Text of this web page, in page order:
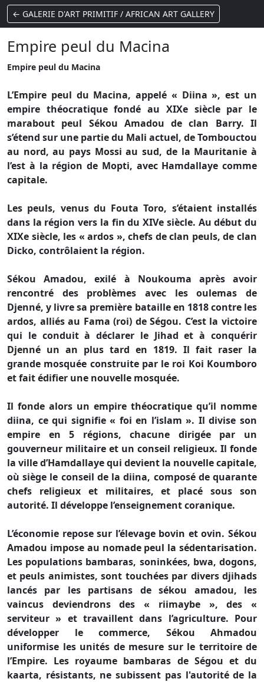
← GALERIE D'ART PRIMITIF / AFRICAN ART GALLERY
Empire peul du Macina
Empire peul du Macina
L’Empire peul du Macina, appelé « Diina », est un
empire théocratique fondé au XIXe siècle par le
marabout peul Sékou Amadou de clan Barry. Il
s’étend sur une partie du Mali actuel, de Tombouctou
au nord, au pays Mossi au sud, de la Mauritanie à
l’est à la région de Mopti, avec Hamdallaye comme
capitale.
Les peuls, venus du Fouta Toro, s’étaient installés
dans la région vers la fin du XIVe siècle. Au début du
XIXe siècle, les « ardos », chefs de clan peuls, de clan
Dicko, contrôlaient la région.
Sékou Amadou, exilé à Noukouma après avoir
rencontré des problèmes avec les oulemas de
Djenné, y livre sa première bataille en 1818 contre les
ardos, alliés au Fama (roi) de Ségou. C’est la victoire
qui le conduit à déclarer le Jihad et à conquérir
Djenné un an plus tard en 1819. Il fait raser la
grande mosquée construite par le roi Koi Koumboro
et fait édifier une nouvelle mosquée.
Il fonde alors un empire théocratique qu’il nomme
diina, ce qui signifie « foi en l’islam ». Il divise son
empire en 5 régions, chacune dirigée par un
gouverneur militaire et un conseil religieux. Il fonde
la ville d’Hamdallaye qui devient la nouvelle capitale,
où siège le conseil de la diina, composé de quarante
chefs religieux et militaires, et placé sous son
autorité. Il développe l’enseignement coranique.
L’économie repose sur l’élevage bovin et ovin. Sékou
Amadou impose au nomade peul la sédentarisation.
Les populations bambaras, soninkées, bwa, dogons,
et peuls animistes, sont touchées par divers djihads
lancés par les partisans de sékou amadou, les
vaincus deviendrons des « riimaybe », des «
serviteur » et travaillent dans l’agriculture. Pour
développer le commerce, Sékou Ahmadou
uniformise les unités de mesure sur le territoire de
l’Empire. Les royaume bambaras de Ségou et du
kaarta, résistants, ne subissent pas l'autorité de la